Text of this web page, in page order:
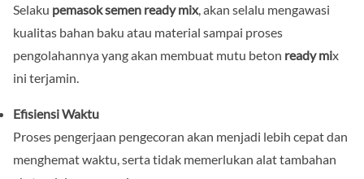
Selaku pemasok semen ready mix, akan selalu mengawasi
kualitas bahan baku atau material sampai proses
pengolahannya yang akan membuat mutu beton ready mix
ini terjamin.
Efisiensi Waktu
Proses pengerjaan pengecoran akan menjadi lebih cepat dan
menghemat waktu, serta tidak memerlukan alat tambahan